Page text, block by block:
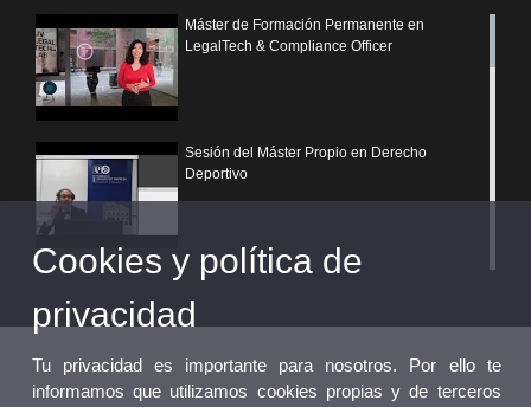
Máster de Formación Permanente en
LegalTech & Compliance Officer
Sesión del Máster Propio en Derecho
Deportivo
¿Por qué elegir un postgrado propio de la
Universitat de València?
Cookies y política de
privacidad
Tu privacidad es importante para nosotros. Por ello te
informamos que utilizamos cookies propias y de terceros